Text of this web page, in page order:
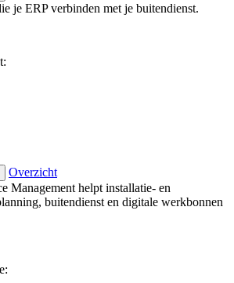
je ERP verbinden met je buitendienst.
Overzicht
Management helpt installatie- en
buitendienst en digitale werkbonnen